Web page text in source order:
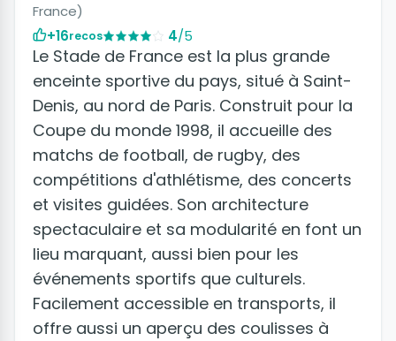
France)
+16recos 4/5
Le Stade de France est la plus grande
enceinte sportive du pays, situé à Saint-
Denis, au nord de Paris. Construit pour la
Coupe du monde 1998, il accueille des
matchs de football, de rugby, des
compétitions d'athlétisme, des concerts
et visites guidées. Son architecture
spectaculaire et sa modularité en font un
lieu marquant, aussi bien pour les
événements sportifs que culturels.
Facilement accessible en transports, il
offre aussi un aperçu des coulisses à